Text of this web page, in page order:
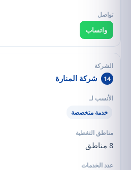
واتساب
14 شركة المنارة
خدمة متخصصة
8 مناطق